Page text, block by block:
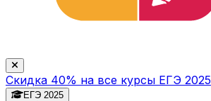
Скидка 40% на все курсы ЕГЭ 2025
ЕГЭ 2025